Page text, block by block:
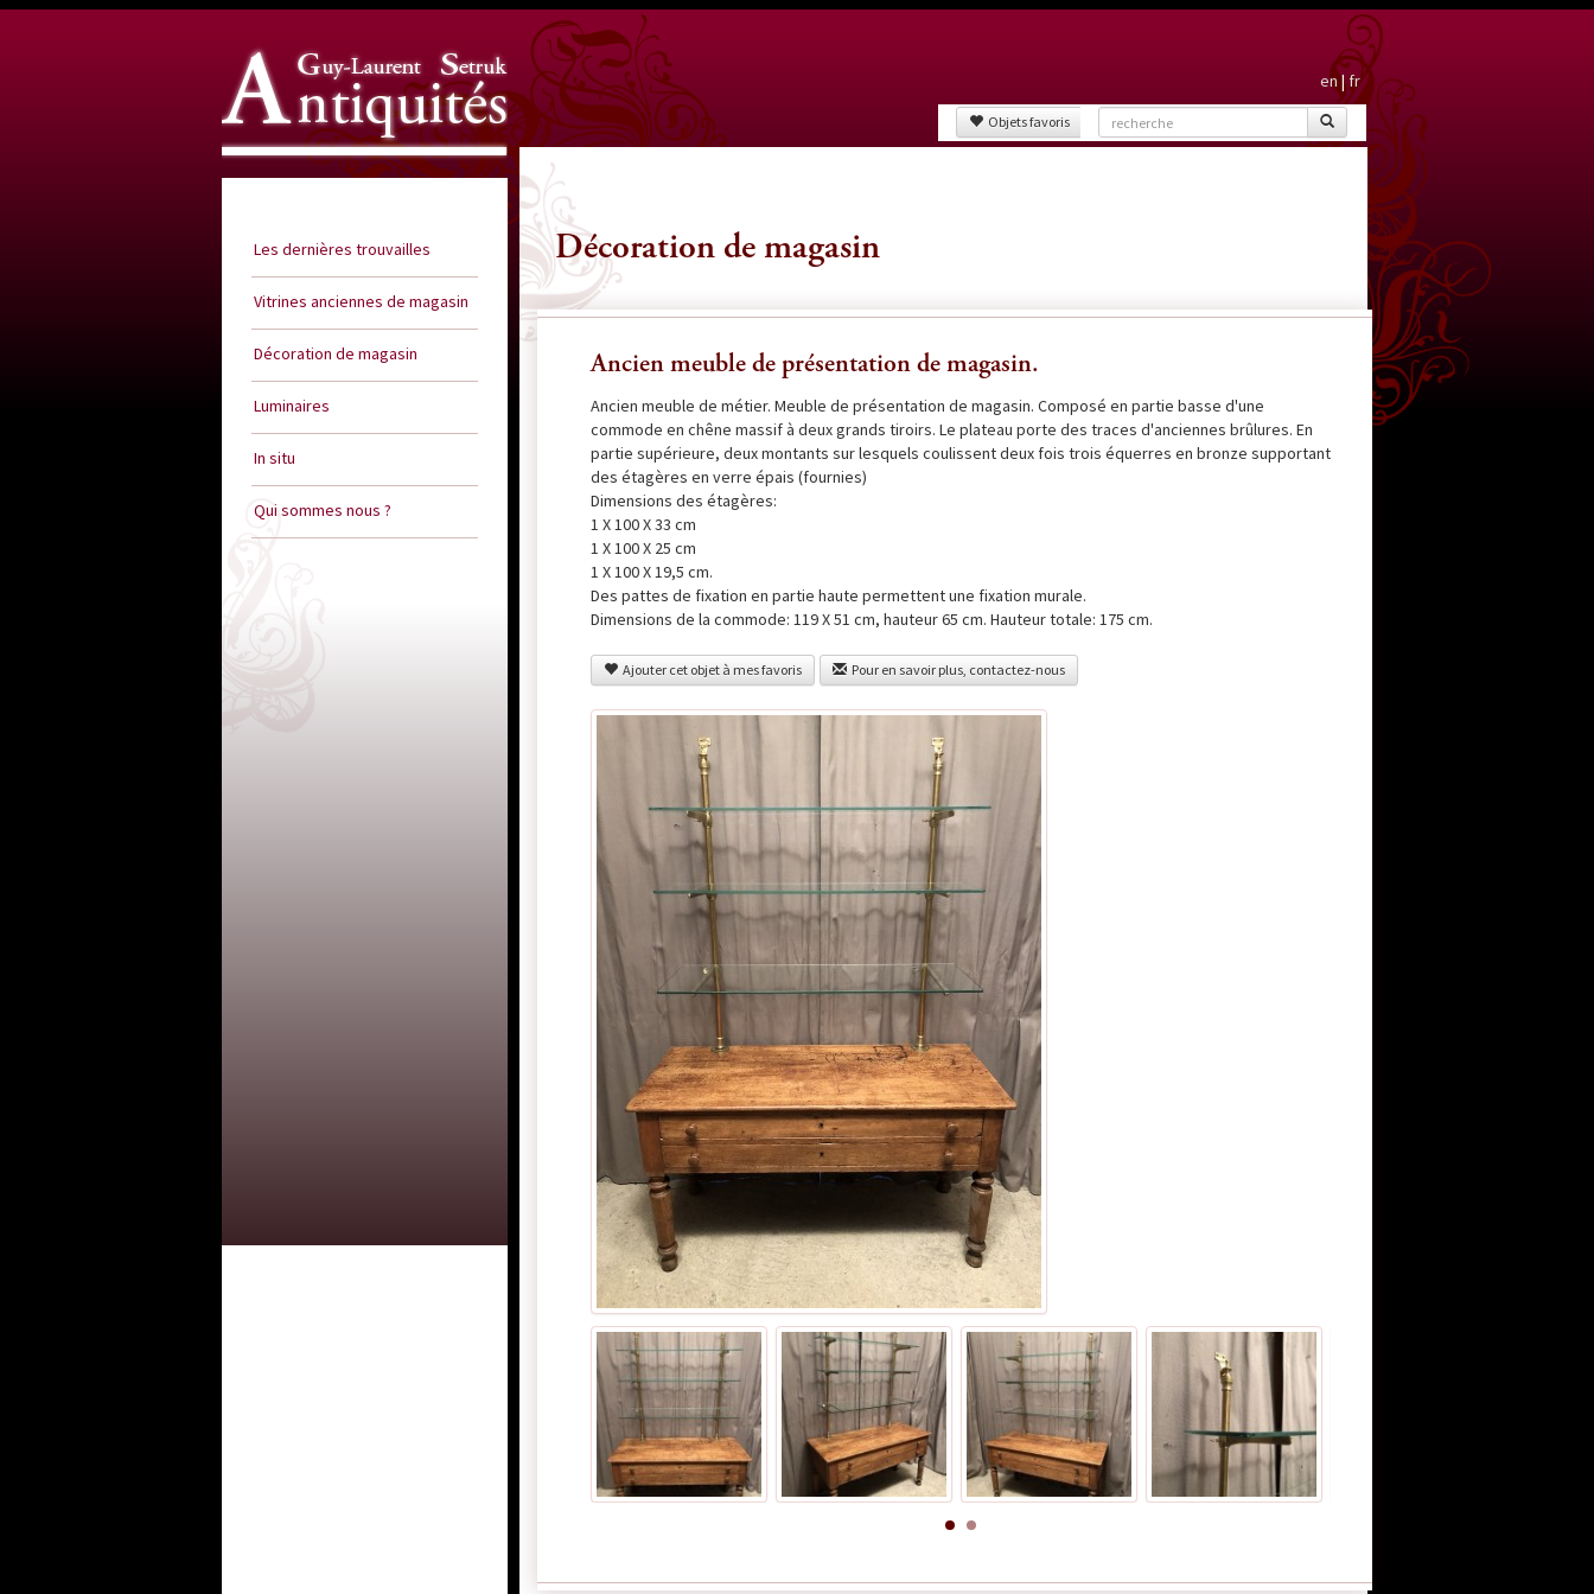
Les dernières trouvailles
Vitrines anciennes de magasin
Décoration de magasin
Luminaires
In situ
Qui sommes nous ?
en|fr
Objets favoris
Décoration de magasin
Ancien meuble de présentation de magasin.
Ancien meuble de métier. Meuble de présentation de magasin. Composé en partie basse d'une
commode en chêne massif à deux grands tiroirs. Le plateau porte des traces d'anciennes brûlures. En
partie supérieure, deux montants sur lesquels coulissent deux fois trois équerres en bronze supportant
des étagères en verre épais (fournies)
Dimensions des étagères:
1 X 100 X 33 cm
1 X 100 X 25 cm
1 X 100 X 19,5 cm.
Des pattes de fixation en partie haute permettent une fixation murale.
Dimensions de la commode: 119 X 51 cm, hauteur 65 cm. Hauteur totale: 175 cm.
Ajouter cet objet à mes favoris Pour en savoir plus, contactez-nous